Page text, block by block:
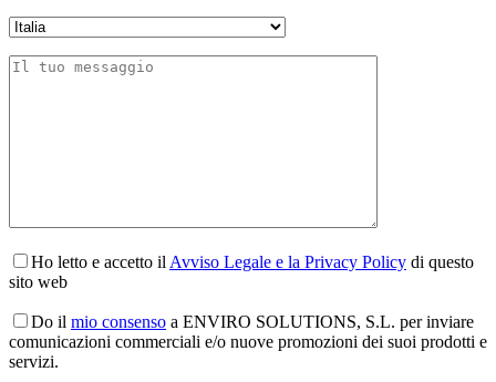
Ho letto e accetto ilAvviso Legale e la Privacy Policy di questo
sito web
Do il mio consenso a ENVIRO SOLUTIONS, S.L. per inviare
comunicazioni commerciali e/o nuove promozioni dei suoi prodotti e
servizi.